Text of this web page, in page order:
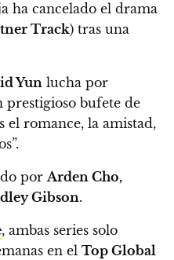
ha cancelado el drama
Track) tras una
Yun lucha por
prestigioso bufete de
el romance, la amistad,
porArden Cho,
Gibson.
, ambas series solo
en el Top Global